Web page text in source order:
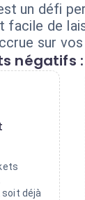
un défi
facile de
sur
négatifs :
soit déjà